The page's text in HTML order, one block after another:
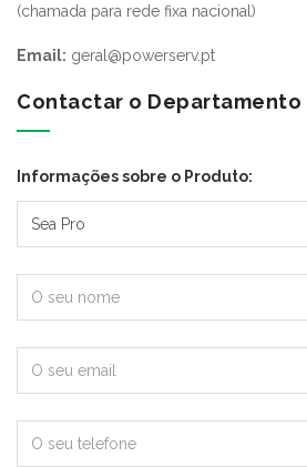
(chamada para rede fixa nacional)
Email: geral@powerserv.pt
Contactar o Departamento
Informações sobre o Produto: